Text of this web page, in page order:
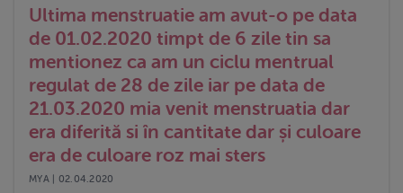
Ultima menstruatie am avut-o pe data
de 01.02.2020 timpt de 6 zile tin sa
mentionez ca am un ciclu mentrual
regulat de 28 de zile iar pe data de
21.03.2020 mia venit menstruatia dar
era diferită si în cantitate dar și culoare
era de culoare roz mai sters
MYA | 02.04.2020